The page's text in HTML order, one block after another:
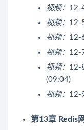
视频： 12-
视频： 12-
视频： 12-
视频： 12-
视频： 12-
(09:04)
视频： 12-
第13章 Redis